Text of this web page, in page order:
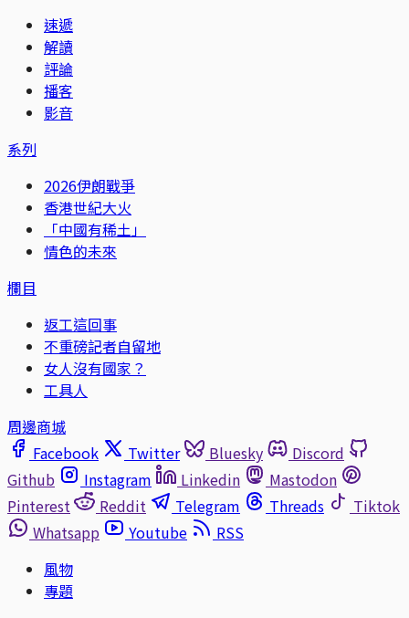
速遞
解讀
評論
播客
影音
系列
2026伊朗戰爭
香港世紀大火
「中國有稀土」
情色的未來
欄目
返工這回事
不重磅記者自留地
女人沒有國家？
工具人
周邊商城
Facebook
Twitter Bluesky
Discord
Github
Instagram Linkedin
Mastodon
Pinterest
Reddit Telegram Threads
Tiktok
Whatsapp
Youtube
RSS
風物
專題